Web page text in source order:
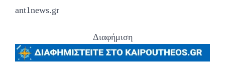
ant1news.gr
Διαφήμιση